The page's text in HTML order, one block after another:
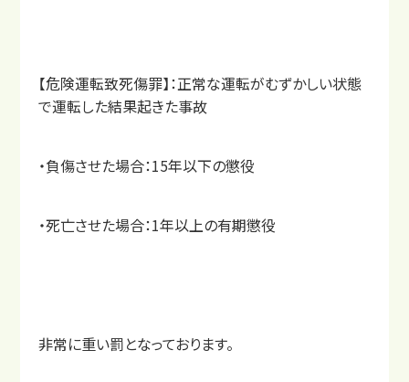
【危険運転致死傷罪】：正常な運転がむずかしい状態
で運転した結果起きた事故
・負傷させた場合：15年以下の懲役
・死亡させた場合：1年以上の有期懲役
非常に重い罰となっております。